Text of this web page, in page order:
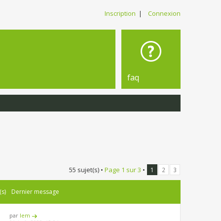
Inscription | Connexion
faq
55 sujet(s) • Page 1 sur3 • 1 2 3
Dernier message
par lem